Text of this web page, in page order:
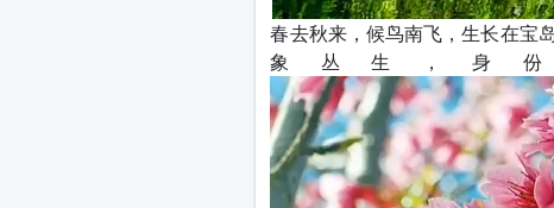
春去秋来，候鸟南飞，生长在宝
象丛生，身